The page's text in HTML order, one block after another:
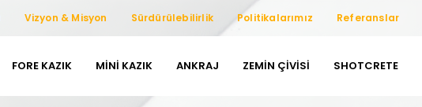
Vizyon & Misyon Sürdürülebilirlik Politikalarımız Referanslar
FORE KAZIK MINI KAZIK ANKRAJ ZEMIN ÇIVISI SHOTCRETE